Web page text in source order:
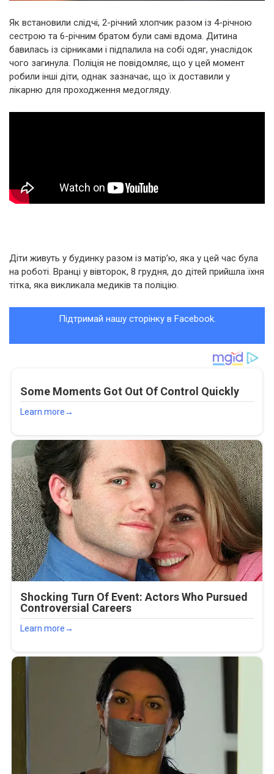
Як встановили слідчі, 2-річний хлопчик разом із 4-річною
сестрою та 6-річним братом були самі вдома. Дитина
бавилась із сірниками і підпалила на собі одяг, унаслідок
чого загинула. Поліція не повідомляє, що у цей момент
робили інші діти, однак зазначає, що їх доставили у
лікарню для проходження медогляду.
Діти живуть у будинку разом із матір’ю, яка у цей час була
на роботі. Вранці у вівторок, 8 грудня, до дітей прийшла їхня
тітка, яка викликала медиків та поліцію.
Підтримай нашу сторінку в Facebook.